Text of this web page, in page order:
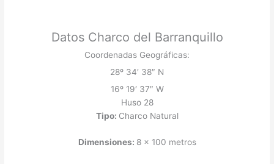
Datos Charco del Barranquillo
Coordenadas Geográficas:
28º 34′ 38″ N
16º 19′ 37″ W
Huso 28
Tipo: Charco Natural
Dimensiones: 8 x 100 metros